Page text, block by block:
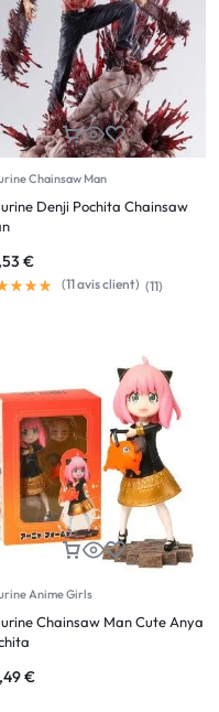
Chainsaw Man
Denji Pochita Chainsaw
€
(11avis client) (11)
Anime Girls
Chainsaw Man Cute Anya
€